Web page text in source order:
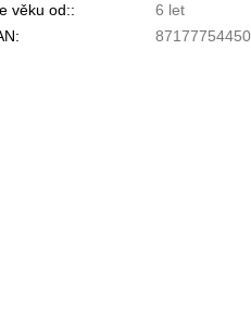
věku od::
6 let